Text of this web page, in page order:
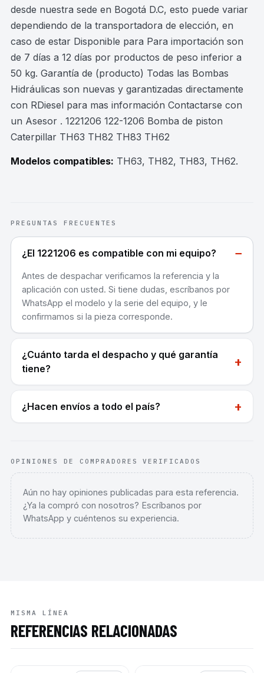
desde nuestra sede en Bogotá D.C, esto puede variar
dependiendo de la transportadora de elección, en
caso de estar Disponible para Para importación son
de 7 días a 12 días por productos de peso inferior a
50 kg. Garantía de (producto) Todas las Bombas
Hidráulicas son nuevas y garantizadas directamente
con RDiesel para mas información Contactarse con
un Asesor . 1221206 122-1206 Bomba de piston
Caterpillar TH63 TH82 TH83 TH62
Modelos compatibles: TH63, TH82, TH83, TH62.
PREGUNTAS FRECUENTES
¿El 1221206 es compatible con mi equipo? −
Antes de despachar verificamos la referencia y la
aplicación con usted. Si tiene dudas, escríbanos por
WhatsApp el modelo y la serie del equipo, y le
confirmamos si la pieza corresponde.
¿Cuánto tarda el despacho y qué garantía
tiene?
+
¿Hacen envíos a todo el país? +
OPINIONES DE COMPRADORES VERIFICADOS
Aún no hay opiniones publicadas para esta referencia.
¿Ya la compró con nosotros? Escríbanos por
WhatsApp y cuéntenos su experiencia.
MISMA LÍNEA
REFERENCIAS RELACIONADAS